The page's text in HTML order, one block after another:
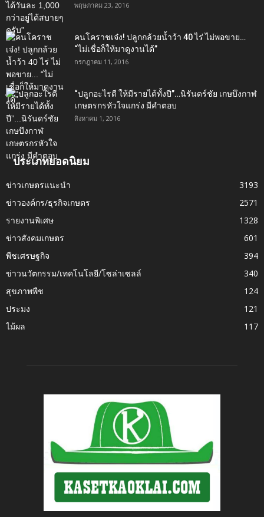
พฤษภาคม 23, 2016
คนโคราชเจ๋ง! ปลูกกล้วยน้ำว้า 40 ไร่ ไม่พอขาย…
“ไม่เชื่อก็ให้มาดูงานได้”‬
กรกฎาคม 11, 2016
“ปลูกอะไรดี ให้มีรายได้ทั้งปี”…นิรันดร์ชัย เกษบึงกาฬ
เกษตรกรหัวใจแกร่ง มีคำตอบ
สิงหาคม 1, 2016
ประเภทยอดนิยม
ข่าวเกษตรแนะนำ
3193
ข่าวองค์กร/ธุรกิจเกษตร
2571
รายงานพิเศษ
1328
ข่าวสังคมเกษตร
601
พืชเศรษฐกิจ
394
ข่าวนวัตกรรม/เทคโนโลยี/โซล่าเซลล์
340
สุขภาพพืช
124
ประมง
121
ไม้ผล
117